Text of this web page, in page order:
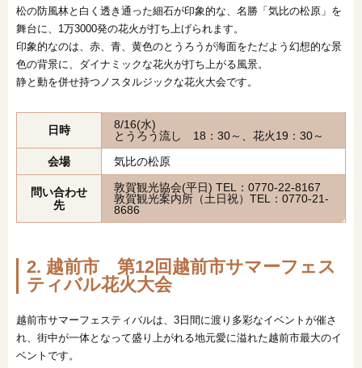
松の防風林と白く透き通った細石が印象的な、名勝「気比の松原」を
舞台に、1万3000発の花火が打ち上げられます。
印象的なのは、赤、青、黄色のとうろうが海面をただよう幻想的な景
色の背景に、ダイナミックな花火が打ち上がる風景。
静と動を併せ持つノスタルジックな花火大会です。
日時
8/16(水)
とうろう流し 18：30～、花火19：30～
会場
気比の松原
問い合わせ
先
敦賀観光協会(平日) TEL：0770-22-8167
敦賀観光案内所（土日祝）TEL：0770-21-
8686
2. 越前市 第12回越前市サマーフェス
ティバル花火大会
越前市サマーフェスティバルは、3日間に渡り多彩なイベントが催さ
れ、街中が一体となって盛り上がれる地元愛に溢れた越前市最大のイ
ベントです。